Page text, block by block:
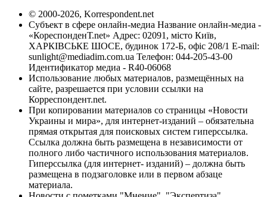
© 2000-2026, Korrespondent.net
Субъект в сфере онлайн-медиа Название онлайн-медиа -
«КореспонденТ.net» Адрес: 02091, місто Київ,
ХАРКІВСЬКЕ ШОСЕ, будинок 172-Б, офіс 208/1 E-mail:
sunlight@mediadim.com.ua Телефон: 044-205-43-00
Идентификатор медиа - R40-06068
Использование любых материалов, размещённых на
сайте, разрешается при условии ссылки на
Корреспондент.net.
При копировании материалов со страницы «Новости
Украины и мира», для интернет-изданий – обязательна
прямая открытая для поисковых систем гиперссылка.
Ссылка должна быть размещена в независимости от
полного либо частичного использования материалов.
Гиперссылка (для интернет- изданий) – должна быть
размещена в подзаголовке или в первом абзаце
материала.